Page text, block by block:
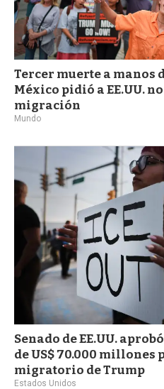
Tercer muerte a manos
México pidió a EE.UU.
migración
Mundo
Senado de EE.UU.
de US$ 70.000 millones
migratorio de Trump
Estados Unidos